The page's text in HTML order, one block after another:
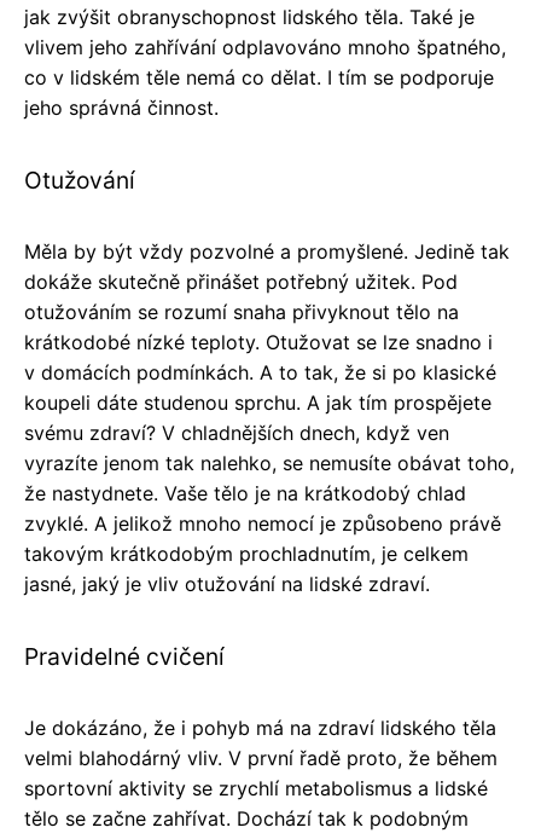
jak zvýšit obranyschopnost lidského těla. Také je
vlivem jeho zahřívání odplavováno mnoho špatného,
co v lidském těle nemá co dělat. I tím se podporuje
jeho správná činnost.
Otužování
Měla by být vždy pozvolné a promyšlené. Jedině tak
dokáže skutečně přinášet potřebný užitek. Pod
otužováním se rozumí snaha přivyknout tělo na
krátkodobé nízké teploty. Otužovat se lze snadno i
v domácích podmínkách. A to tak, že si po klasické
koupeli dáte studenou sprchu. A jak tím prospějete
svému zdraví? V chladnějších dnech, když ven
vyrazíte jenom tak nalehko, se nemusíte obávat toho,
že nastydnete. Vaše tělo je na krátkodobý chlad
zvyklé. A jelikož mnoho nemocí je způsobeno právě
takovým krátkodobým prochladnutím, je celkem
jasné, jaký je vliv otužování na lidské zdraví.
Pravidelné cvičení
Je dokázáno, že i pohyb má na zdraví lidského těla
velmi blahodárný vliv. V první řadě proto, že během
sportovní aktivity se zrychlí metabolismus a lidské
tělo se začne zahřívat. Dochází tak k podobným